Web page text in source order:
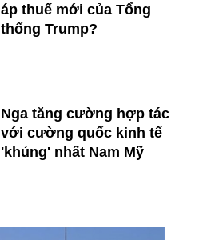
áp thuế mới của Tổng
thống Trump?
Nga tăng cường hợp tác
với cường quốc kinh tế
'khủng' nhất Nam Mỹ